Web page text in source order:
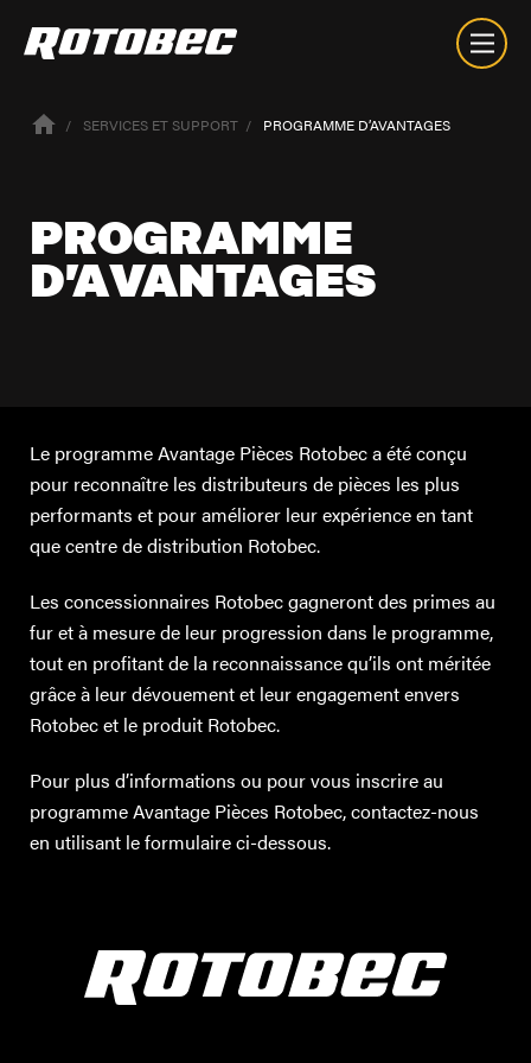
TROUVER UN DISTRIBUTEUR
À propos
Blogue
Carrières
Support
Contactez-nous
SERVICES ET SUPPORT PROGRAMME D’AVANTAGES
PROGRAMME
D’AVANTAGES
Le programme Avantage Pièces Rotobec a été conçu
pour reconnaître les distributeurs de pièces les plus
performants et pour améliorer leur expérience en tant
que centre de distribution Rotobec.
Les concessionnaires Rotobec gagneront des primes au
fur et à mesure de leur progression dans le programme,
tout en profitant de la reconnaissance qu’ils ont méritée
grâce à leur dévouement et leur engagement envers
Rotobec et le produit Rotobec.
Pour plus d’informations ou pour vous inscrire au
programme Avantage Pièces Rotobec, contactez-nous
en utilisant le formulaire ci-dessous.